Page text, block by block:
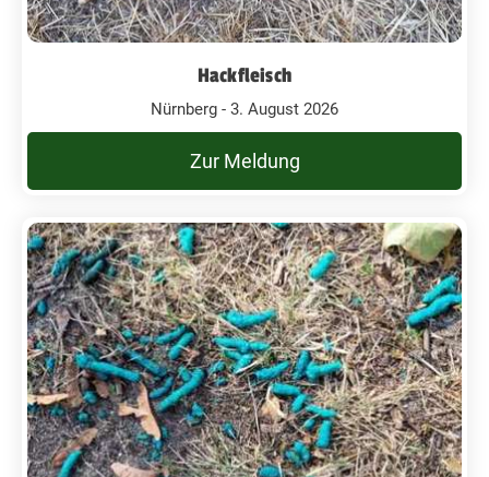
Hackfleisch
Nürnberg - 3. August 2026
Zur Meldung